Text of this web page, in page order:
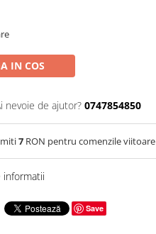
IN COS
nevoie de ajutor? 0747854850
7 RON pentru comenzile viitoare
informatii
Save